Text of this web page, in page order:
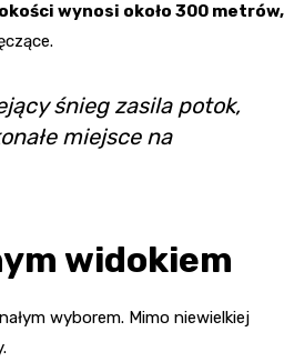
wynosi około 300 metrów,
śnieg zasila potok,
miejsce na
widokiem
wyborem. Mimo niewielkiej